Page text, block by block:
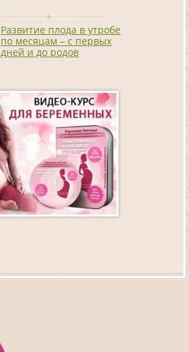
Развитие плода в утробе
по месяцам – с первых
дней и до родов